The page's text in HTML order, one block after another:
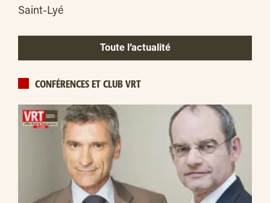
Saint-Lyé
Toute l’actualité
CONFÉRENCES ET CLUB VRT